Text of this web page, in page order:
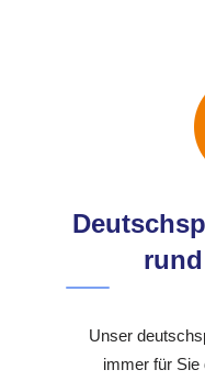
Unser
immer für Sie